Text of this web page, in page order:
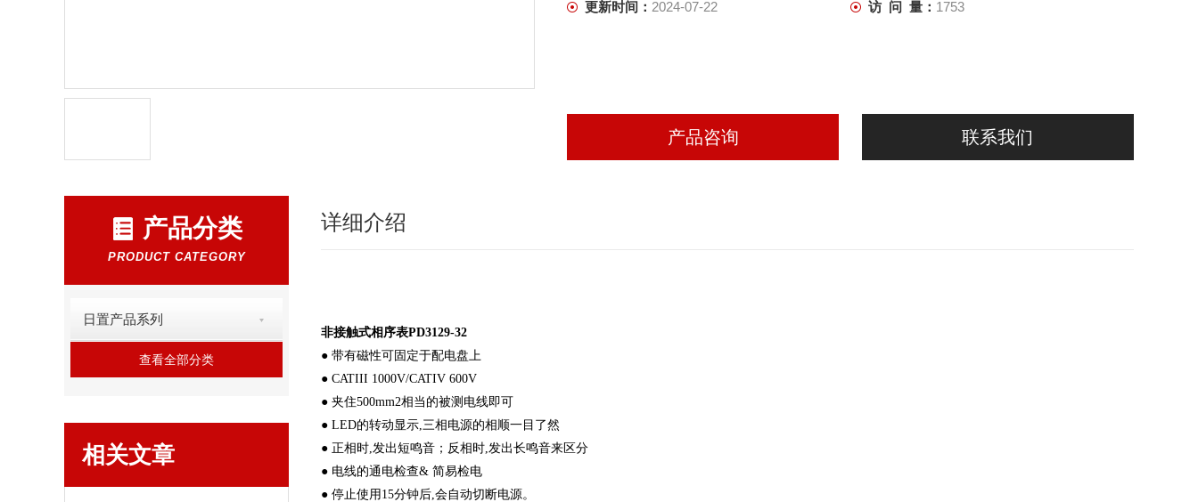
更新时间： 2024-07-22 访 问 量： 1753
产品咨询 联系我们
产品分类
PRODUCT CATEGORY
日置产品系列
查看全部分类
相关文章
详细介绍
非接触式相序表PD3129-32
● 带有磁性可固定于配电盘上
● CATIII 1000V/CATIV 600V
● 夹住500mm2相当的被测电线即可
● LED的转动显示,三相电源的相顺一目了然
● 正相时,发出短鸣音；反相时,发出长鸣音来区分
● 电线的通电检查& 简易检电
● 停止使用15分钟后,会自动切断电源。